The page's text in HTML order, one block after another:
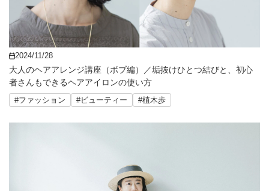
2024/11/28
大人のヘアアレンジ講座（ボブ編）／垢抜けひとつ結びと、初心
者さんもできるヘアアイロンの使い方
#ファッション #ビューティー #植木歩